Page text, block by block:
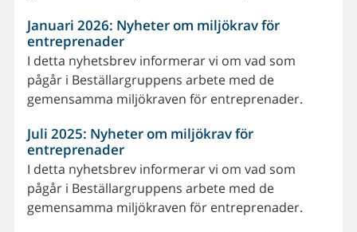
Januari 2026: Nyheter om miljökrav för
entreprenader
I detta nyhetsbrev informerar vi om vad som
pågår i Beställargruppens arbete med de
gemensamma miljökraven för entreprenader.
Juli 2025: Nyheter om miljökrav för
entreprenader
I detta nyhetsbrev informerar vi om vad som
pågår i Beställargruppens arbete med de
gemensamma miljökraven för entreprenader.